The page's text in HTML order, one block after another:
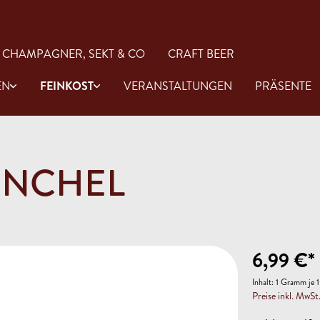
CHAMPAGNER, SEKT & CO
CRAFT BEER
FEINKOST VERANSTALTUNGEN PRÄSENTE
6,99 €*
Inhalt:1 Gramm je
Preise inkl.